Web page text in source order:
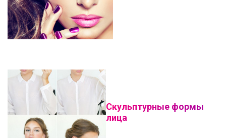
Скульптурные формы
лица